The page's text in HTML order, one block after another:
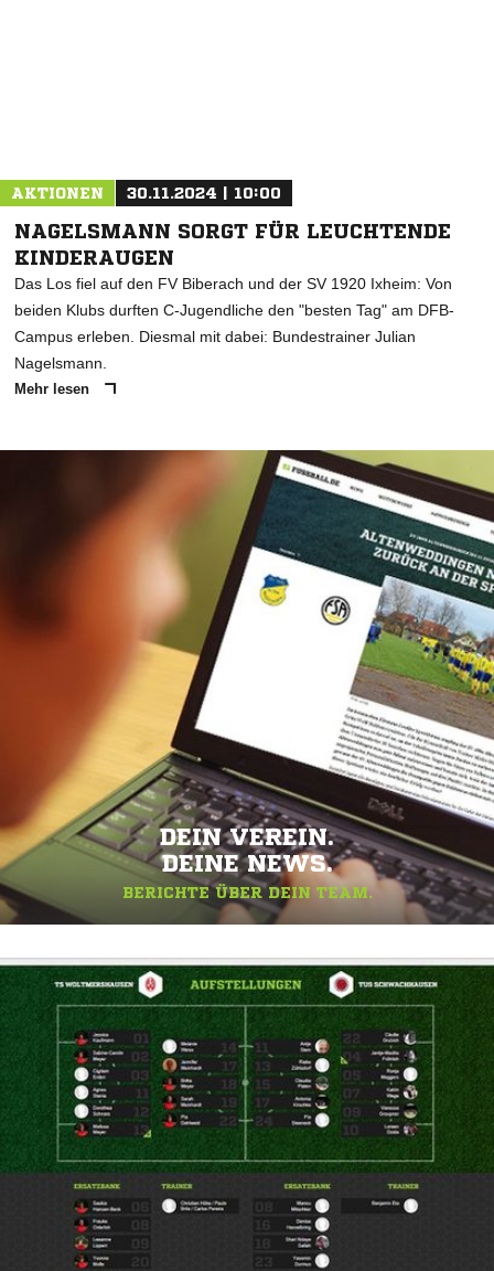
AKTIONEN 30.11.2024 | 10:00
NAGELSMANN SORGT FÜR LEUCHTENDE
KINDERAUGEN
Das Los fiel auf den FV Biberach und der SV 1920 Ixheim: Von
beiden Klubs durften C-Jugendliche den "besten Tag" am DFB-
Campus erleben. Diesmal mit dabei: Bundestrainer Julian
Nagelsmann.
Mehr lesen
DEIN VEREIN.
DEINE NEWS.
BERICHTE ÜBER DEIN TEAM.